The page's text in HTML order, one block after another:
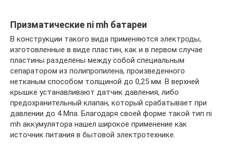
Призматические ni mh батареи
В конструкции такого вида применяются электроды,
изготовленные в виде пластин, как и в первом случае
пластины разделены между собой специальным
сепаратором из полипропилена, произведенного
нетканым способом толщиной до 0,25 мм. В верхней
крышке устанавливают датчик давления, либо
предохранительный клапан, который срабатывает при
давлении до 4 Мпа. Благодаря своей форме такой тип ni
mh аккумулятора нашел широкое применение как
источник питания в бытовой электротехнике.